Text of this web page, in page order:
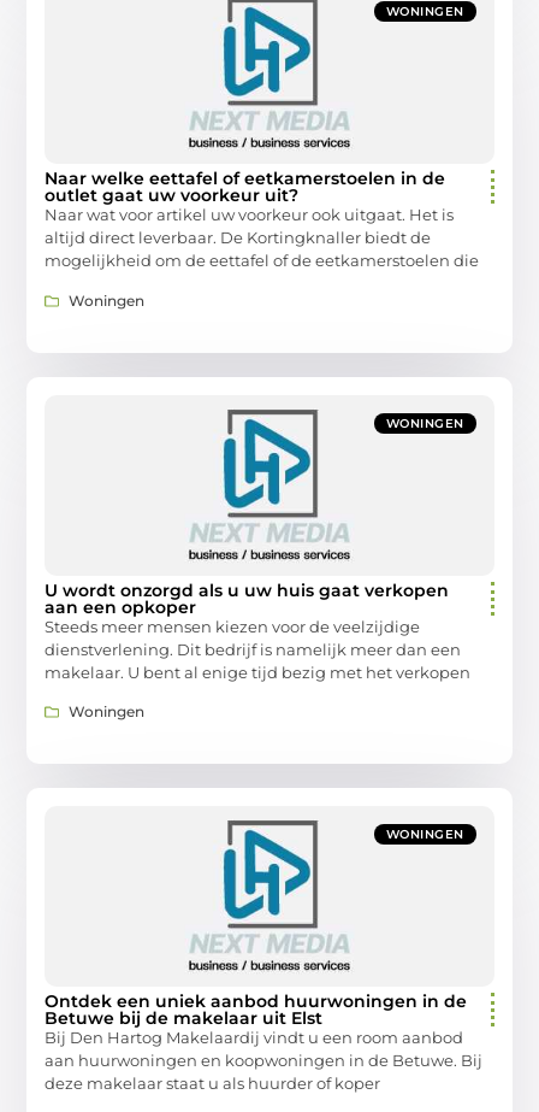
WONINGEN
Naar welke eettafel of eetkamerstoelen in de
outlet gaat uw voorkeur uit?
Naar wat voor artikel uw voorkeur ook uitgaat. Het is
altijd direct leverbaar. De Kortingknaller biedt de
mogelijkheid om de eettafel of de eetkamerstoelen die
Woningen
WONINGEN
U wordt onzorgd als u uw huis gaat verkopen
aan een opkoper
Steeds meer mensen kiezen voor de veelzijdige
dienstverlening. Dit bedrijf is namelijk meer dan een
makelaar. U bent al enige tijd bezig met het verkopen
Woningen
WONINGEN
Ontdek een uniek aanbod huurwoningen in de
Betuwe bij de makelaar uit Elst
Bij Den Hartog Makelaardij vindt u een room aanbod
aan huurwoningen en koopwoningen in de Betuwe. Bij
deze makelaar staat u als huurder of koper